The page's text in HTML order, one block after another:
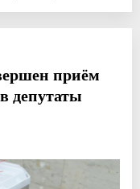
приём
депутаты